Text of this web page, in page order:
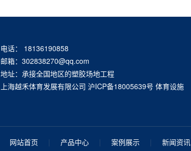
电话： 18136190858
邮箱：302838270@qq.com
地址：承接全国地区的塑胶场地工程
上海越禾体育发展有限公司 沪ICP备18005639号 体育设施
网站首页 | 产品中心 | 案例展示 | 新闻资讯